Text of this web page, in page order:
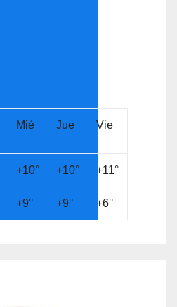
Mié Jue Vie
+10° +10° +11°
+9° +9° +6°